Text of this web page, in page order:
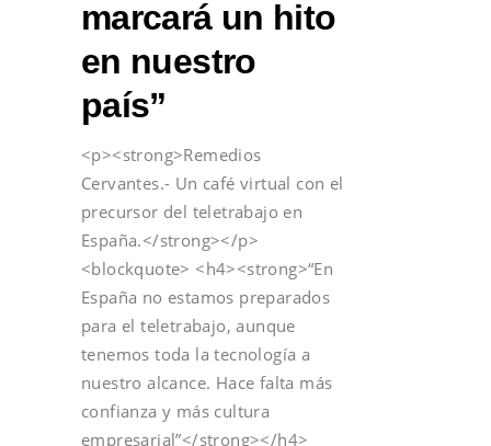
marcará un hito
en nuestro
país”
<p><strong>Remedios
Cervantes.- Un café virtual con el
precursor del teletrabajo en
España.</strong></p>
<blockquote> <h4><strong>“En
España no estamos preparados
para el teletrabajo, aunque
tenemos toda la tecnología a
nuestro alcance. Hace falta más
confianza y más cultura
empresarial”</strong></h4>